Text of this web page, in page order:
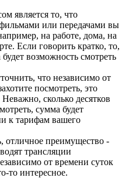
является то, что
или передачами вы
на работе, дома, на
Если говорить кратко, то,
возможность смотреть
что независимо от
посмотреть, это
сколько десятков
сумма будет
к тарифам вашего
отличное преимущество -
трансляции
от времени суток
то интересное.